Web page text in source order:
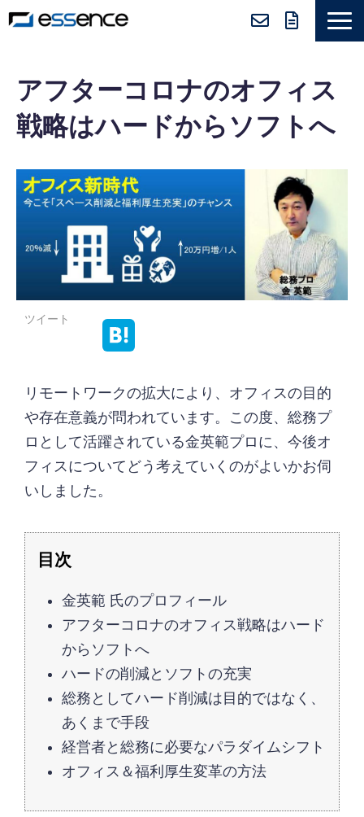
サービス紹介
会社紹介
導入事例
採用情報
セミナー＆コラム
アフターコロナのオフィス
戦略はハードからソフトへ
ツイート
リモートワークの拡大により、オフィスの目的
や存在意義が問われています。この度、総務プ
ロとして活躍されている金英範プロに、今後オ
フィスについてどう考えていくのがよいかお伺
いしました。
金英範 氏のプロフィール
アフターコロナのオフィス戦略はハード
からソフトへ
ハードの削減とソフトの充実
総務としてハード削減は目的ではなく、
あくまで手段
経営者と総務に必要なパラダイムシフト
オフィス＆福利厚生変革の方法